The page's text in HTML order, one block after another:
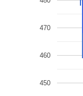
450
460
470